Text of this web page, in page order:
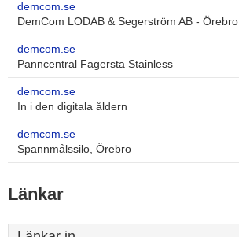
demcom.se
DemCom LODAB & Segerström AB - Örebro
demcom.se
Panncentral Fagersta Stainless
demcom.se
In i den digitala åldern
demcom.se
Spannmålssilo, Örebro
Länkar